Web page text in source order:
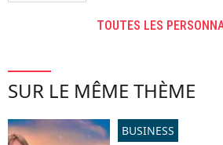
TOUTES LES
SUR LE MÊME THÈME
BUSINESS